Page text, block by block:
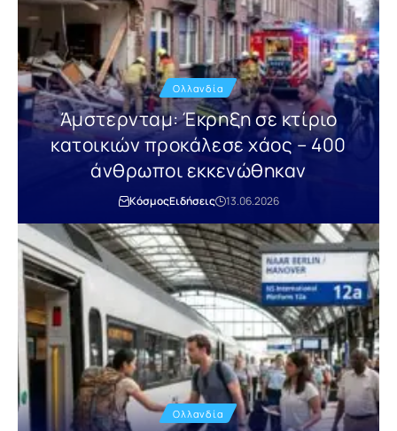
Ολλανδία
Άμστερνταμ: Έκρηξη σε κτίριο
κατοικιών προκάλεσε χάος – 400
άνθρωποι εκκενώθηκαν
ΚόσμοςΕιδήσεις 13.06.2026
Ολλανδία